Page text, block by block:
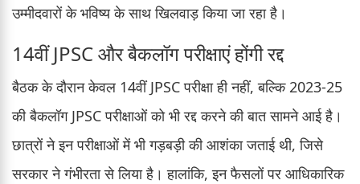
उम्मीदवारों के भविष्य के साथ खिलवाड़ किया जा रहा है।
14वीं JPSC और बैकलॉग परीक्षाएं होंगी रद्द
बैठक के दौरान केवल 14वीं JPSC परीक्षा ही नहीं, बल्कि 2023-25
की बैकलॉग JPSC परीक्षाओं को भी रद्द करने की बात सामने आई है।
छात्रों ने इन परीक्षाओं में भी गड़बड़ी की आशंका जताई थी, जिसे
सरकार ने गंभीरता से लिया है। हालांकि, इन फैसलों पर आधिकारिक